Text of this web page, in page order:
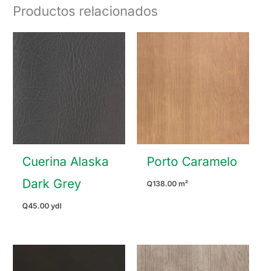
Productos relacionados
Cuerina Alaska
Dark Grey
Q45.00 ydl
Porto Caramelo
Q138.00m²